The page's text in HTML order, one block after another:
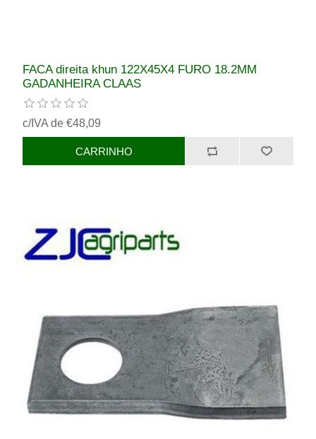
FACA direita khun 122X45X4 FURO 18.2MM
GADANHEIRA CLAAS
c/IVA de €48,09